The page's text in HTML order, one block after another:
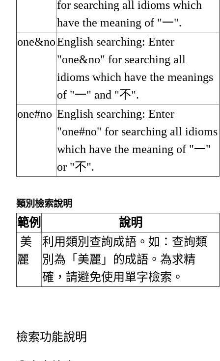
for searching all idioms which
have the meaning of "一".
one&noEnglish searching: Enter
"one&no" for searching all
idioms which have the meanings
of "一" and "不".
one#no English searching: Enter
"one#no" for searching all idioms
which have the meaning of "一"
or "不".
類別檢索說明
範例
說明
美
麗
利用類別查詢成語。如：查詢類
別為「美麗」的成語。為求精
確，請避免使用單字檢索。
檢索功能說明